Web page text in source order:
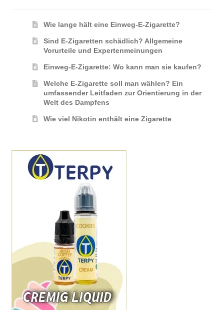
Wie lange hält eine Einweg-E-Zigarette?
Sind E-Zigaretten schädlich? Allgemeine
Vorurteile und Expertenmeinungen
Einweg-E-Zigarette: Wo kann man sie kaufen?
Welche E-Zigarette soll man wählen? Ein
umfassender Leitfaden zur Orientierung in der
Welt des Dampfens
Wie viel Nikotin enthält eine Zigarette